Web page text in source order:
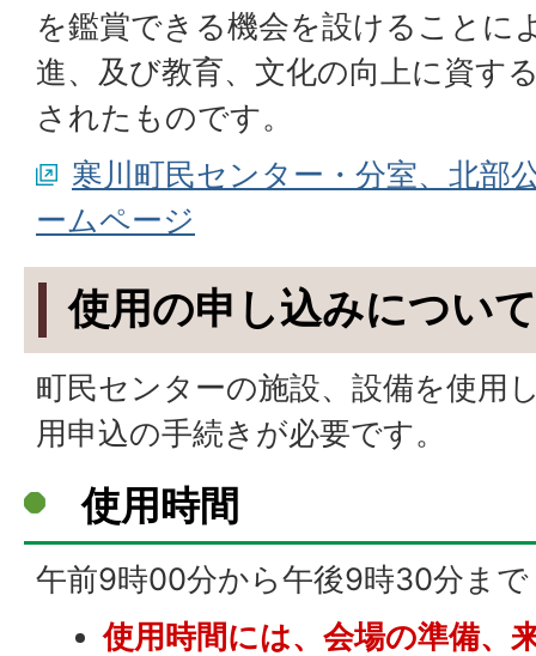
を鑑賞できる機会を設けることに
進、及び教育、文化の向上に資す
されたものです。
寒川町民センター・分室、北
ームページ
使用の申し込みについて
町民センターの施設、設備を使用
用申込の手続きが必要です。
使用時間
午前9時00分から午後9時30分まで
使用時間には、会場の準備、